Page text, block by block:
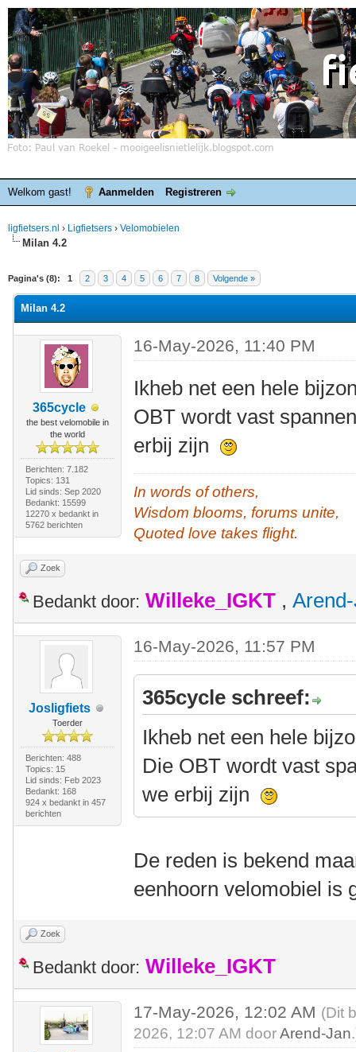
Welkom gast! Aanmelden Registreren
ligfietsers.nl › Ligfietsers › Velomobielen
Milan 4.2
Pagina's (8): 1 2 3 4 5 6 7 8 Volgende »
waardering is 0
Milan 4.2
365cycle
the best velomobile in
the world
Berichten: 7.182
Topics: 131
Lid sinds: Sep 2020
Bedankt: 15599
12270 x bedankt in
5762 berichten
16-May-2026, 11:40 PM
Ikheb net een hele
OBT wordt vast
erbij zijn
In words of others,
Wisdom blooms, forums unite,
Quoted love takes flight.
Zoek
Bedankt door: Willeke_IGKT ,
Josligfiets
Toerder
Berichten: 488
Topics: 15
Lid sinds: Feb 2023
Bedankt: 168
924 x bedankt in 457
berichten
16-May-2026, 11:57 PM
365cycle schreef:
Ikheb net een hele
Die OBT wordt vast
we erbij zijn
De reden is bekend
eenhoorn velomobiel is
Zoek
Bedankt door: Willeke_IGKT
17-May-2026, 12:02 AM (Dit
2026, 12:07 AM doorArend-Jan